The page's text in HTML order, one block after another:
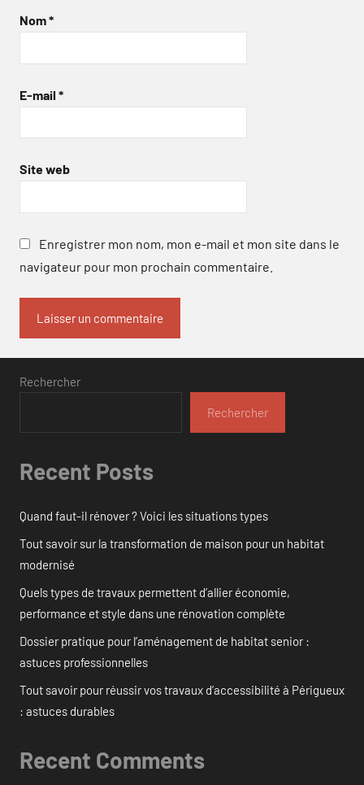
Nom*
E-mail *
Site web
Enregistrer mon nom, mon e-mail et mon site dans le
navigateur pour mon prochain commentaire.
Rechercher
Rechercher
Recent Posts
Quand faut-il rénover ? Voici les situations types
Tout savoir sur la transformation de maison pour un habitat
modernisé
Quels types de travaux permettent d’allier économie,
performance et style dans une rénovation complète
Dossier pratique pour l’aménagement de habitat senior :
astuces professionnelles
Tout savoir pour réussir vos travaux d’accessibilité à Périgueux
: astuces durables
Recent Comments